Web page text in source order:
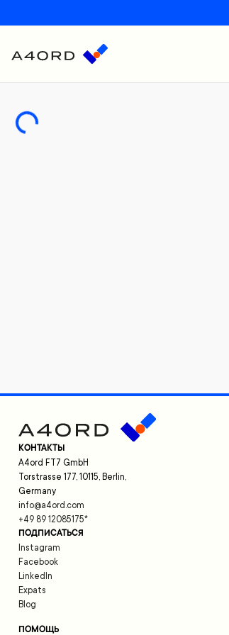
КОНТАКТЫ
A4ord FT7 GmbH
Torstrasse 177, 10115, Berlin,
Germany
info@a4ord.com
+49 89 12085175*
ПОДПИСАТЬСЯ
Instagram
Facebook
LinkedIn
Expats
Blog
ПОМОЩЬ